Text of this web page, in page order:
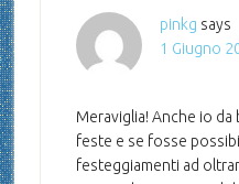
pinkg says
1 Giugno
Meraviglia! Anche io
feste e se fosse
festeggiamenti ad